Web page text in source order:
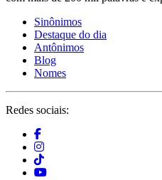
Sinônimos
Destaque do dia
Antônimos
Blog
Nomes
Redes sociais: